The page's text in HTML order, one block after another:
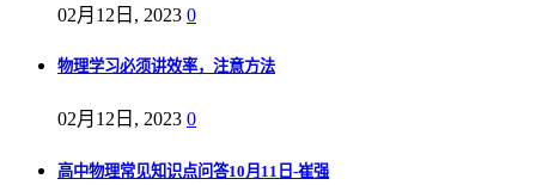
02月12日, 2023 0
物理学习必须讲效率，注意方法
02月12日, 2023 0
高中物理常见知识点问答10月11日-崔强